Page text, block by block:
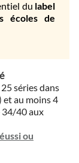
du label
écoles de
séries dans
et au moins 4
34/40 aux
ou